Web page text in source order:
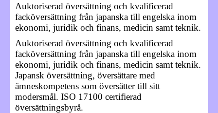
Auktoriserad översättning och kvalificerad
facköversättning från japanska till engelska inom
ekonomi, juridik och finans, medicin samt teknik.
Auktoriserad översättning och kvalificerad
facköversättning från japanska till engelska inom
ekonomi, juridik och finans, medicin samt teknik.
Japansk översättning, översättare med
ämneskompetens som översätter till sitt
modersmål. ISO 17100 certifierad
översättningsbyrå.